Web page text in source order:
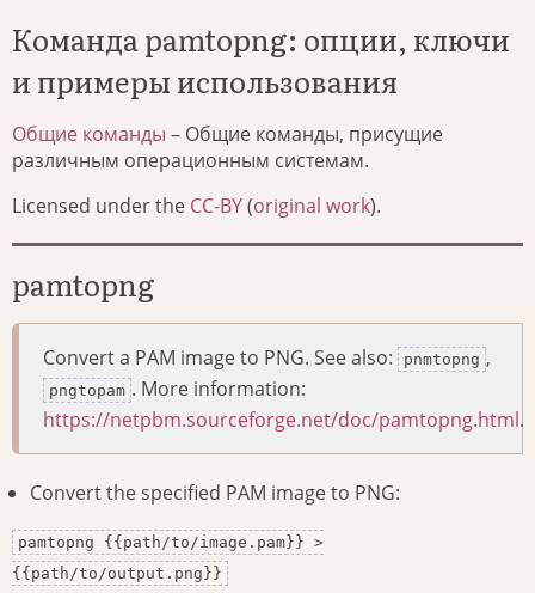
Команда pamtopng: опции, ключи
и примеры использования
Общие команды – Общие команды, присущие
различным операционным системам.
Licensed under the CC-BY(original work).
pamtopng
Convert a PAM image to PNG. See also: pnmtopng ,
pngtopam . More information:
https://netpbm.sourceforge.net/doc/pamtopng.html.
Convert the specified PAM image to PNG:
pamtopng {{path/to/image.pam}} >
{{path/to/output.png}}